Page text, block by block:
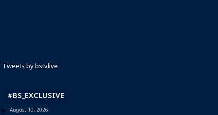
Tweets by bstvlive
#BS_EXCLUSIVE
August 10, 2026